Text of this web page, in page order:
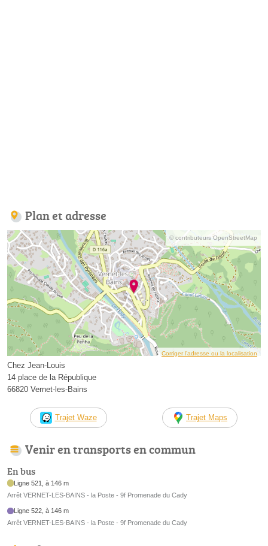
Plan et adresse
© contributeurs OpenStreetMap
Corriger l’adresse ou la localisation
Chez Jean-Louis
14 place de la République
66820 Vernet-les-Bains
Trajet Waze Trajet Maps
Venir en transports en commun
En bus
Ligne 521, à 146 m
Arrêt VERNET-LES-BAINS - la Poste - 9f Promenade du Cady
Ligne 522, à 146 m
Arrêt VERNET-LES-BAINS - la Poste - 9f Promenade du Cady